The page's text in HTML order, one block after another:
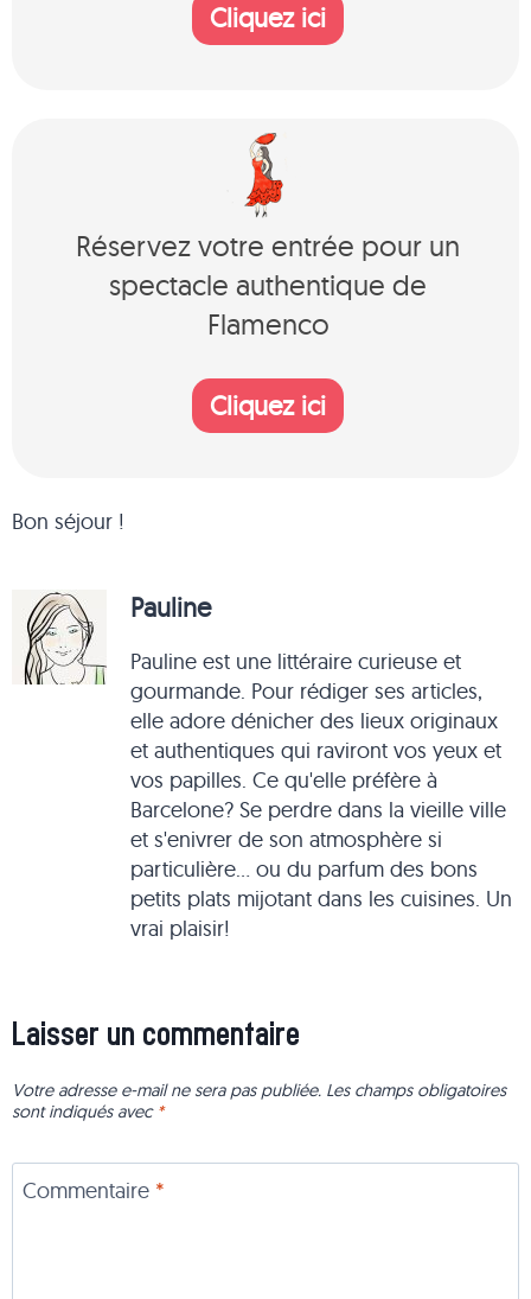
Cliquez ici
Réservez votre entrée pour un
spectacle authentique de
Flamenco
Cliquez ici
Bon séjour !
Pauline
Pauline est une littéraire curieuse et
gourmande. Pour rédiger ses articles,
elle adore dénicher des lieux originaux
et authentiques qui raviront vos yeux et
vos papilles. Ce qu'elle préfère à
Barcelone? Se perdre dans la vieille ville
et s'enivrer de son atmosphère si
particulière... ou du parfum des bons
petits plats mijotant dans les cuisines. Un
vrai plaisir!
Laisser un commentaire
Votre adresse e-mail ne sera pas publiée. Les champs obligatoires
sont indiqués avec *
Commentaire *